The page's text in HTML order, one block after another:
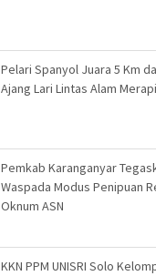
Pelari Spanyol Juara 5 Km
Ajang Lari Lintas Alam
Pemkab Karanganyar
Waspada Modus Penipuan
Oknum ASN
KKN PPM UNISRI Solo